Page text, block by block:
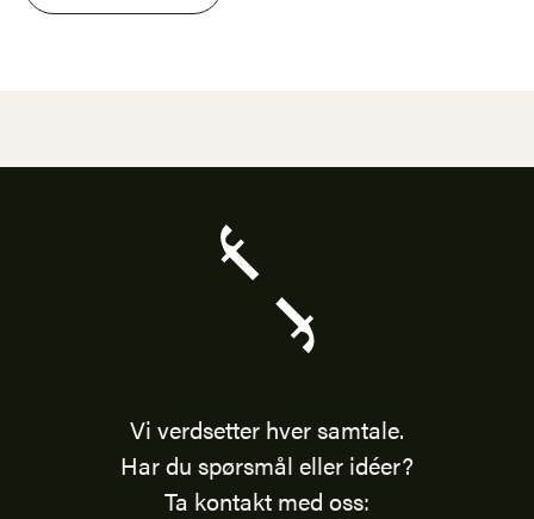
Vi verdsetter hver samtale.
Har du spørsmål eller idéer?
Ta kontakt med oss: